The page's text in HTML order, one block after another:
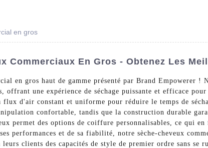
en gros
Commerciaux En Gros - Obtenez Les
en gros haut de gamme présenté par Brand Empowerer !
offrant une expérience de séchage puissante et efficace
d'air constant et uniforme pour réduire le temps de
confortable, tandis que la construction durable
permet des options de coiffure personnalisables, ce qui
performances et de sa fiabilité, notre sèche-cheveux
clients des capacités de style de premier ordre sans se